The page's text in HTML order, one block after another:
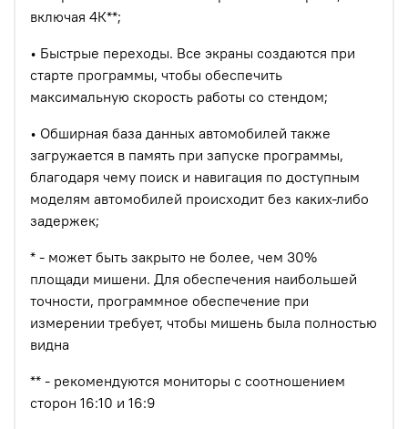
включая 4К**;
• Быстрые переходы. Все экраны создаются при
старте программы, чтобы обеспечить
максимальную скорость работы со стендом;
• Обширная база данных автомобилей также
загружается в память при запуске программы,
благодаря чему поиск и навигация по доступным
моделям автомобилей происходит без каких-либо
задержек;
* - может быть закрыто не более, чем 30%
площади мишени. Для обеспечения наибольшей
точности, программное обеспечение при
измерении требует, чтобы мишень была полностью
видна
** - рекомендуются мониторы с соотношением
сторон 16:10 и 16:9